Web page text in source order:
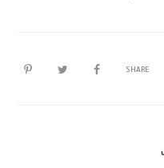
SHARE